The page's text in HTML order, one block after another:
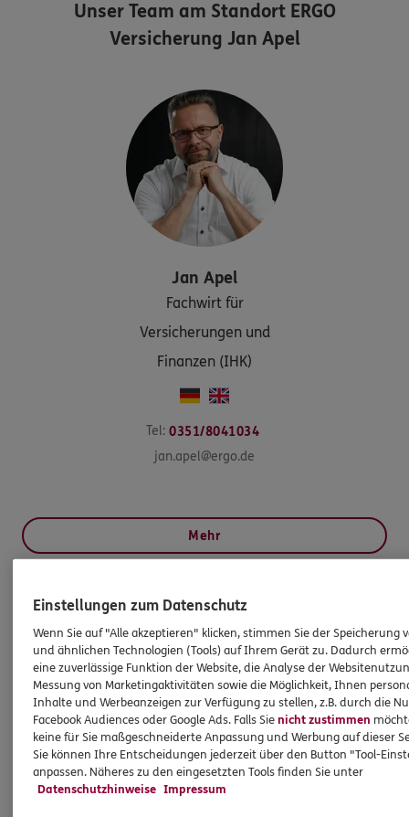
Unser Team am StandortERGO
Versicherung Jan Apel
Jan Apel
Fachwirt für
Versicherungen und
Finanzen (IHK)
Tel: 0351/8041034
jan.apel@ergo.de
Mehr
HINWEIS
Wichtiges aus dem Vermittlerrecht
Ich bin verpflichtet, Ihnen Auskünfte zu meiner
Person zu geben. Sowohl Ihr Schutz als Verbraucher
sowie auch gesetzliche Regelungen halten mich
dazu an. Ich biete Beratung an, für die
Versicherungsvermittlung erhalte ich Provision,
ferner sonstige Zuwendungen.
Einstellungen zum Datenschutz
Wenn Sie auf "Alle akzeptieren" klicken, stimmen Sie der Speicherung
und ähnlichen Technologien (Tools) auf Ihrem Gerät zu. Dadurch
eine zuverlässige Funktion der Website, die Analyse der
Messung von Marketingaktivitäten sowie die Möglichkeit, Ihnen
Inhalte und Werbeanzeigen zur Verfügung zu stellen, z.B. durch die
Facebook Audiences oder Google Ads. Falls Sienicht zustimmen
keine für Sie maßgeschneiderte Anpassung und Werbung auf dieser
Sie können Ihre Entscheidungen jederzeit über den Button "Tool-
anpassen. Näheres zu den eingesetzten Tools finden Sie unter
Datenschutzhinweise Impressum